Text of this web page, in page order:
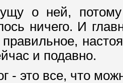
о ней,
ничего. И
правильное,
и подавно.
- это все, что